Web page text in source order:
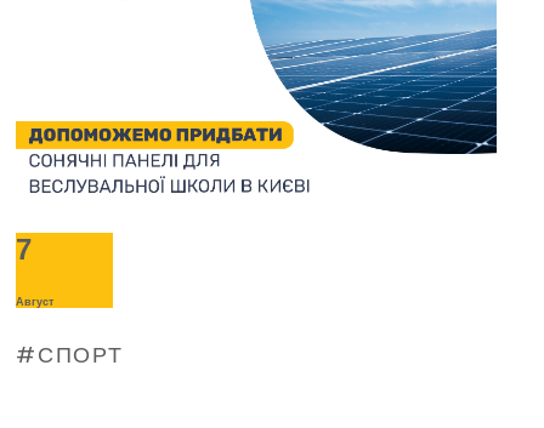
7
Август
СПОРТ